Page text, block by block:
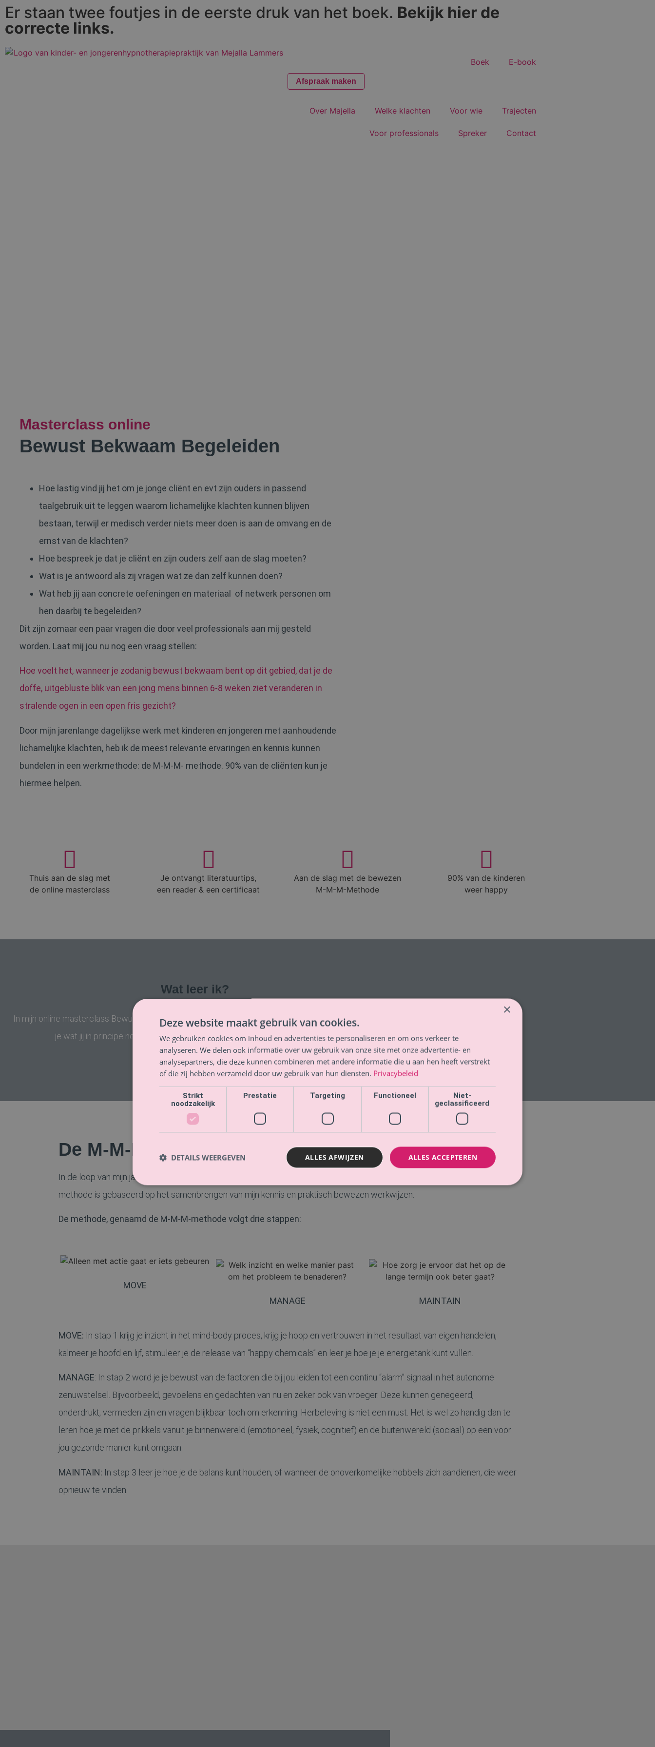
Er staan twee foutjes in de eerste druk van het boek. Bekijk hier de
correcte links.
Boek E-book
Afspraak maken
Over Majella Welke klachten Voor wie Trajecten
Voor professionals Spreker Contact
Masterclass online
Bewust Bekwaam Begeleiden
Hoe lastig vind jij het om je jonge cliënt en evt zijn ouders in passend
taalgebruik uit te leggen waarom lichamelijke klachten kunnen blijven
bestaan, terwijl er medisch verder niets meer doen is aan de omvang en de
ernst van de klachten?
Hoe bespreek je dat je cliënt en zijn ouders zelf aan de slag moeten?
Wat is je antwoord als zij vragen wat ze dan zelf kunnen doen?
Wat heb jij aan concrete oefeningen en materiaal of netwerk personen om
hen daarbij te begeleiden?
Dit zijn zomaar een paar vragen die door veel professionals aan mij gesteld
worden. Laat mij jou nu nog een vraag stellen:
Hoe voelt het, wanneer je zodanig bewust bekwaam bent op dit gebied, dat je de
doffe, uitgebluste blik van een jong mens binnen 6-8 weken ziet veranderen in
stralende ogen in een open fris gezicht?
Door mijn jarenlange dagelijkse werk met kinderen en jongeren met aanhoudende
lichamelijke klachten, heb ik de meest relevante ervaringen en kennis kunnen
bundelen in een werkmethode: de M-M-M- methode. 90% van de cliënten kun je
hiermee helpen.
Thuis aan de slag met
de online masterclass
Je ontvangt literatuurtips,
een reader & een certificaat
Aan de slag met de bewezen
M-M-M-Methode
90% van de kinderen
weer happy
Wat leer ik?
In mijn online masterclass Bewust Bekwaam Begeleiden bij aanhoudende lichamelijk klachten, leer
je wat jij in principe nodig hebt om net zo’n resultaat te mogen ervaren als ik.
De M-M-M-methode
In de loop van mijn jarenlange ervaring heb ik een eigen methode ontwikkeld; de zogenaamde ‘M-M-M’-methode. Deze
methode is gebaseerd op het samenbrengen van mijn kennis en praktisch bewezen werkwijzen.
De methode, genaamd de M-M-M-methode volgt drie stappen:
MOVE
MANAGE
MAINTAIN
MOVE: In stap 1 krijg je inzicht in het mind-body proces, krijg je hoop en vertrouwen in het resultaat van eigen handelen,
kalmeer je hoofd en lijf, stimuleer je de release van “happy chemicals” en leer je hoe je je energietank kunt vullen.
MANAGE: In stap 2 word je je bewust van de factoren die bij jou leiden tot een continu “alarm” signaal in het autonome
zenuwstelsel. Bijvoorbeeld, gevoelens en gedachten van nu en zeker ook van vroeger. Deze kunnen genegeerd,
onderdrukt, vermeden zijn en vragen blijkbaar toch om erkenning. Herbeleving is niet een must. Het is wel zo handig dan te
leren hoe je met de prikkels vanuit je binnenwereld (emotioneel, fysiek, cognitief) en de buitenwereld (sociaal) op een voor
jou gezonde manier kunt omgaan.
MAINTAIN: In stap 3 leer je hoe je de balans kunt houden, of wanneer de onoverkomelijke hobbels zich aandienen, die weer
opnieuw te vinden.
×
Deze website maakt gebruik van cookies.
We gebruiken cookies om inhoud en advertenties te personaliseren en om ons verkeer te
analyseren. We delen ook informatie over uw gebruik van onze site met onze advertentie- en
analysepartners, die deze kunnen combineren met andere informatie die u aan hen heeft verstrekt
of die zij hebben verzameld door uw gebruik van hun diensten. Privacybeleid
Strikt
noodzakelijk
Prestatie Targeting Functioneel
Niet-
geclassificeerd
ALLES ACCEPTEREN
ALLES AFWIJZEN
DETAILS WEERGEVEN